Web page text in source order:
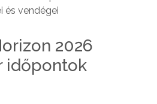
és vendégei
2026
időpontok